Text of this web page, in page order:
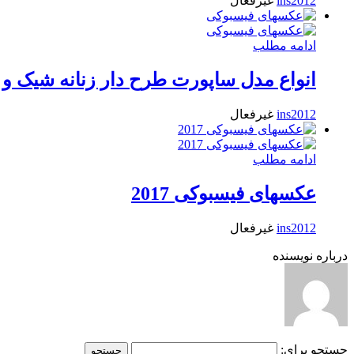
ادامه مطلب
انواع مدل ساپورت طرح دار زنانه شیک و
ins2012 غیرفعال
ادامه مطلب
عکسهای فیسبوکی 2017
ins2012 غیرفعال
درباره نویسنده
جستجو برای: